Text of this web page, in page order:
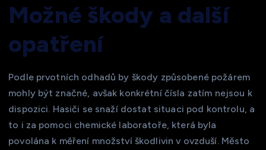
Možné škody a další
opatření
Podle prvotních odhadů by škody způsobené požárem
mohly být značné, avšak konkrétní čísla zatím nejsou k
dispozici. Hasiči se snaží dostat situaci pod kontrolu, a
to i za pomoci chemické laboratoře, která byla
povolána k měření množství škodlivin v ovzduší. Město